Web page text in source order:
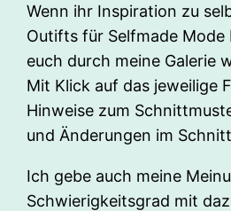
Wenn ihr Inspiration zu
Outifts für Selfmade
euch durch meine Galerie
Mit Klick auf das jeweilige
Hinweise zum
und Änderungen im
Ich gebe auch meine
Schwierigkeitsgrad mit